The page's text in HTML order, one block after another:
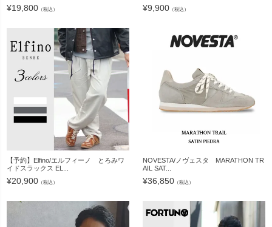
¥19,800 （税込） ¥9,900 （税込）
【予約】Elfino/エルフィーノ とろみワ
イドスラックス EL...
¥20,900 （税込）
NOVESTA/ノヴェスタ MARATHON TR
AIL SAT...
¥36,850 （税込）